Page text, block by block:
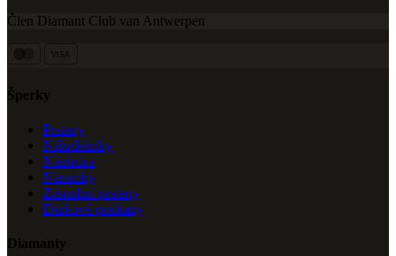
Člen Diamant Club van Antwerpen
Šperky
Prsteny
Náhrdelníky
Náušnice
Náramky
Zásnubní prsteny
Dárkové poukazy
Diamanty